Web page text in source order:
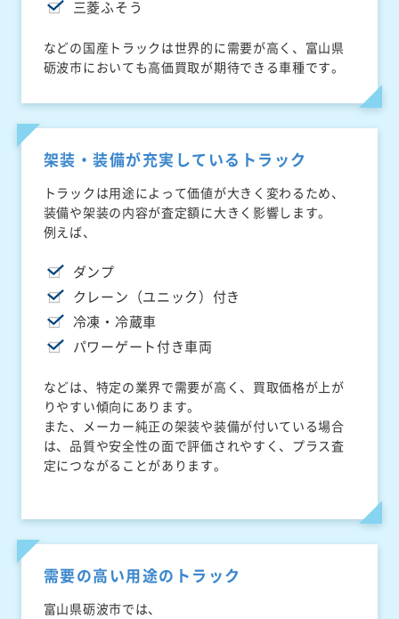
三菱ふそう
などの国産トラックは世界的に需要が高く、富山県
砺波市においても高価買取が期待できる車種です。
架装・装備が充実しているトラック
トラックは用途によって価値が大きく変わるため、
装備や架装の内容が査定額に大きく影響します。
例えば、
ダンプ
クレーン（ユニック）付き
冷凍・冷蔵車
パワーゲート付き車両
などは、特定の業界で需要が高く、買取価格が上が
りやすい傾向にあります。
また、メーカー純正の架装や装備が付いている場合
は、品質や安全性の面で評価されやすく、プラス査
定につながることがあります。
需要の高い用途のトラック
富山県砺波市では、